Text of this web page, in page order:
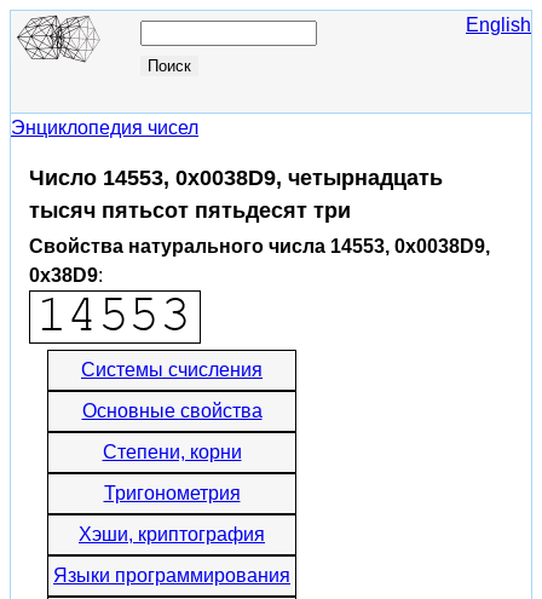
English
Энциклопедия чисел
Число 14553, 0x0038D9, четырнадцать
тысяч пятьсот пятьдесят три
Свойства натурального числа 14553, 0x0038D9,
0x38D9:
Системы счисления
Основные свойства
Степени, корни
Тригонометрия
Хэши, криптография
Языки программирования